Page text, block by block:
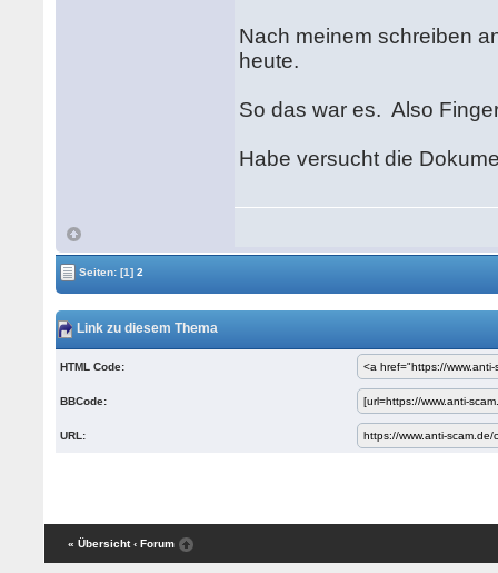
Nach meinem schreiben
heute.
So das war es. Also
Habe versucht die
Seiten:[1] 2
Link zu diesem Thema
HTML Code:
BBCode:
URL:
« Übersicht ‹ Forum